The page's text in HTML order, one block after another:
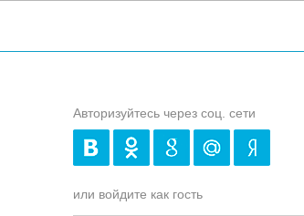
Авторизуйтесь через соц. сети
или войдите как гость